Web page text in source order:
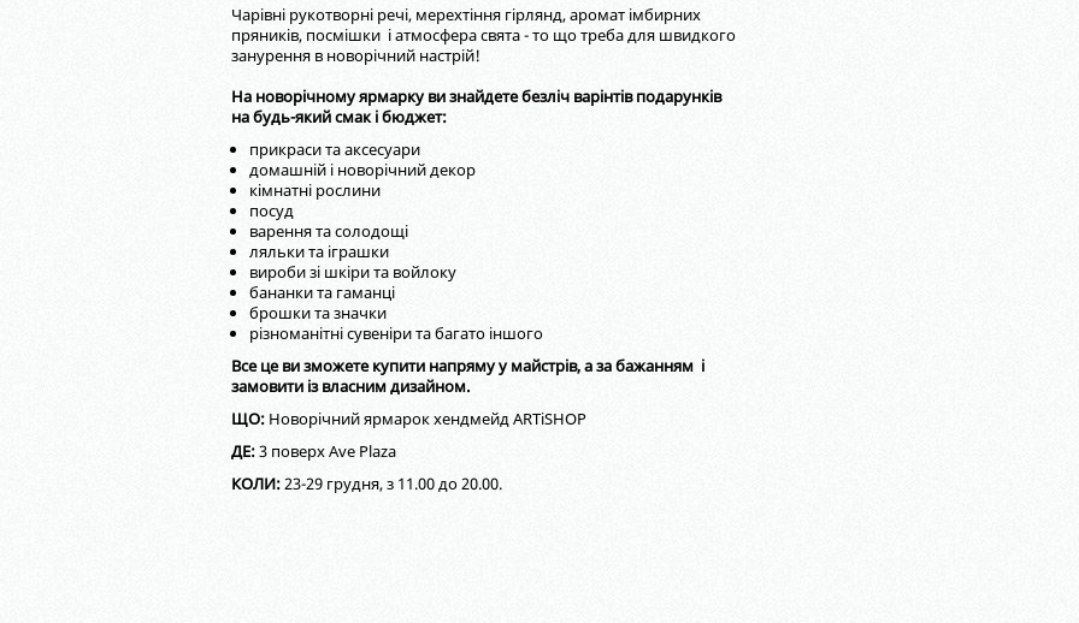
Чарівні рукотворні речі, мерехтіння гірлянд, аромат імбирних
пряників, посмішки і атмосфера свята - то що треба для швидкого
занурення в новорічний настрій!
На новорічному ярмарку ви знайдете безліч варінтів подарунків
на будь-який смак і бюджет:
прикраси та аксесуари
домашній і новорічний декор
кімнатні рослини
посуд
варення та солодощі
ляльки та іграшки
вироби зі шкіри та войлоку
бананки та гаманці
брошки та значки
різноманітні сувеніри та багато іншого
Все це ви зможете купити напряму у майстрів, а за бажанням і
замовити із власним дизайном.
ЩО: Новорічний ярмарок хендмейд ARTiSHOP⠀
ДЕ:3 поверх Ave Plaza
КОЛИ:23-29 грудня, з 11.00 до 20.00.